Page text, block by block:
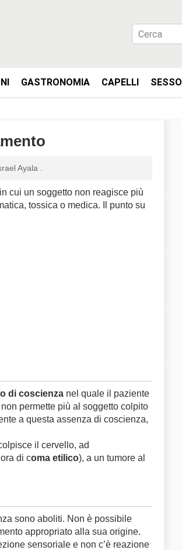
GASTRONOMIA CAPELLI SESSO
Ayala
cui un soggetto non reagisce più
tossica o medica. Il punto su
di coscienza nel quale il paziente
permette più al soggetto colpito
a questa assenza di coscienza,
il cervello, ad
di coma etilico), a un tumore al
sono aboliti. Non è possibile
appropriato alla sua origine.
sensoriale e non c’è reazione